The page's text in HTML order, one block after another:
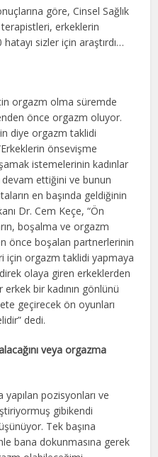
göre, Cinsel Sağlık
erkeklerin
sizler için araştırdı…
orgazm olma süremde
önce orgazm oluyor.
diye orgazm taklidi
önsevişme
istemelerinin kadınlar
ettiğini ve bunun
en başında geldiğinin
Dr. Cem Keçe, “Ön
boşalma ve orgazm
önce boşalan partnerlerinin
için orgazm taklidi yapmaya
olaya giren erkeklerden
bir kadının gönlünü
geçirecek ön oyunları
dedi.
veya orgazma
yapılan pozisyonları ve
gibikendi
Tek başına
bana dokunmasına gerek